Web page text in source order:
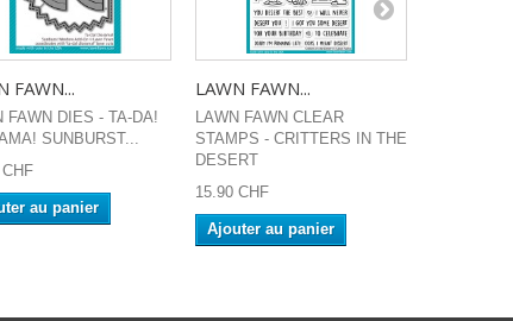
FAWN...
FAWN DIES - TA-DA!
SUNBURST...
au panier
LAWN FAWN...
LAWN FAWN CLEAR
STAMPS - CRITTERS IN THE
DESERT
15.90 CHF
Ajouter au panier